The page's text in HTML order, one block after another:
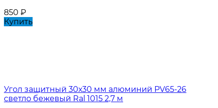
850 ₽
Купить
Угол защитный 30х30 мм алюминий PV65-26
светло бежевый Ral 1015 2,7 м